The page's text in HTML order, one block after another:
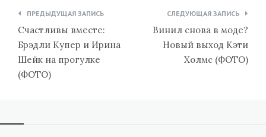
Навигация
по
записям
ПРЕДЫДУЩАЯ ЗАПИСЬ
Счастливы вместе:
Брэдли Купер и Ирина
Шейк на прогулке
(ФОТО)
СЛЕДУЮЩАЯ ЗАПИСЬ
Винил снова в моде?
Новый выход Кэти
Холмс (ФОТО)